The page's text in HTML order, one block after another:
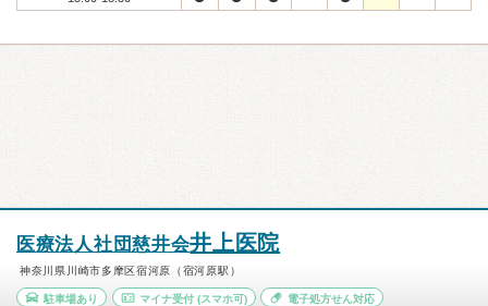
医療法人社団慈井会井上医院
神奈川県川崎市多摩区宿河原（宿河原駅）
駐車場あり マイナ受付(スマホ可) 電子処方せん対応